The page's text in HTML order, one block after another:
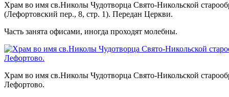
Храм во имя св.Николы Чудотворца Свято-Никольской
(Лефортовский пер., 8, стр. 1). Передан Церкви.
Часть занята офисами, иногда проходят молебны.
Храм во имя св.Николы Чудотворца Свято-Никольской
Лефортово.